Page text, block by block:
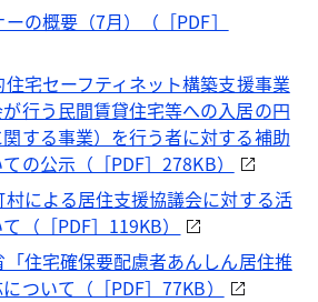
の概要（7月）（［PDF］
宅セーフティネット構築支援事業
が行う民間賃貸住宅等への入居の円
する事業）を行う者に対する補助
の公示（［PDF］278KB）
による居住支援協議会に対する活
（［PDF］119KB）
住宅確保要配慮者あんしん居住推
ついて（［PDF］77KB）